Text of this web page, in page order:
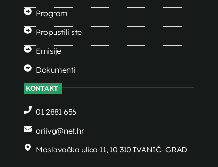
Program
Propustili ste
Emisije
Dokumenti
KONTAKT
01 2881 656
oriivg@net.hr
Moslavačka ulica 11, 10 310 IVANIĆ- GRAD